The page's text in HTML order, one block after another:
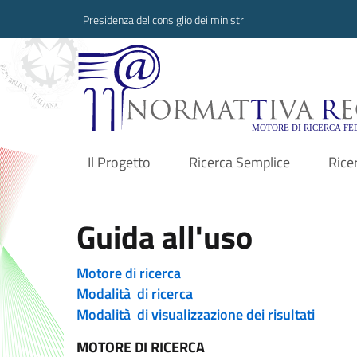
Presidenza del consiglio dei ministri
Normattiva
Il Progetto
current Ricerca Semplice
Guida all'uso
Motore di ricerca
Modalità di ricerca
Modalità di visualizzazione dei risultati
MOTORE DI RICERCA